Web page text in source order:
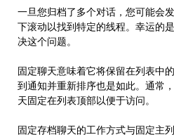
一旦您归档了多个对话，您可能会
下滚动以找到特定的线程。幸运的
决这个问题。
固定聊天意味着它将保留在列表中
到通知并重新排序也是如此。通常
天固定在列表顶部以便于访问。
固定存档聊天的工作方式与固定主